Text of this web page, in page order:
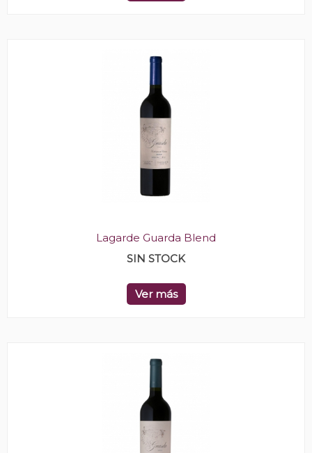
Lagarde Guarda Blend
SIN STOCK
Ver más